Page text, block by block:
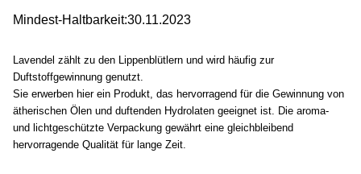
Mindest-Haltbarkeit:30.11.2023
Lavendel zählt zu den Lippenblütlern und wird häufig zur
Duftstoffgewinnung genutzt.
Sie erwerben hier ein Produkt, das hervorragend für die Gewinnung von
ätherischen Ölen und duftenden Hydrolaten geeignet ist. Die aroma-
und lichtgeschützte Verpackung gewährt eine gleichbleibend
hervorragende Qualität für lange Zeit.